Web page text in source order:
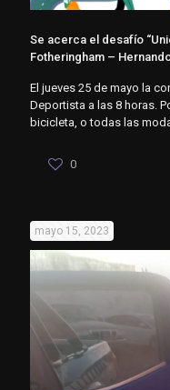
Se acerca el desafío
Fotheringham –
El jueves 25 de mayo la
Deportista a las 8 horas.
bicicleta, o todas las
0
mayo 15, 2023